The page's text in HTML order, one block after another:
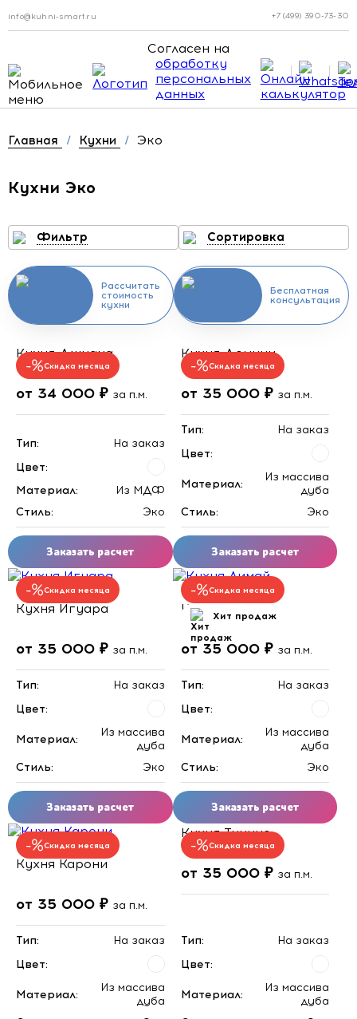
info@kuhni-smart.ru +7 (499) 390-73-30
Согласен на
обработку
персональных
данных
Главная / Кухни / Эко
Кухни Эко
Фильтр Сортировка
Рассчитать
стоимость
кухни
Бесплатная
консультация
Скидка месяца
Кухня Джуана
от 34 000 ₽ за п.м.
Тип:
На заказ
Цвет:
Материал:
Из МДФ
Стиль:
Эко
Заказать расчет
Скидка месяца
Кухня Демини
от 35 000 ₽ за п.м.
Тип:
На заказ
Цвет:
Материал:
Из массива
дуба
Стиль:
Эко
Заказать расчет
Скидка месяца
Кухня Игуара
от 35 000 ₽ за п.м.
Тип:
На заказ
Цвет:
Материал:
Из массива
дуба
Стиль:
Эко
Заказать расчет
Скидка месяца
Хит продаж
Кухня Лимай
от 35 000 ₽ за п.м.
Тип:
На заказ
Цвет:
Материал:
Из массива
дуба
Стиль:
Эко
Заказать расчет
Скидка месяца
Кухня Карони
от 35 000 ₽ за п.м.
Тип:
На заказ
Цвет:
Материал:
Из массива
дуба
Скидка месяца
Кухня Тичино
от 35 000 ₽ за п.м.
Тип:
На заказ
Цвет:
Материал:
Из массива
дуба